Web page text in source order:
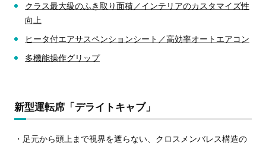
クラス最大級のふき取り面積／インテリアのカスタマイズ性
向上
ヒータ付エアサスペンションシート／高効率オートエアコン
多機能操作グリップ
新型運転席「デライトキャブ」
・足元から頭上まで視界を遮らない、クロスメンバレス構造の